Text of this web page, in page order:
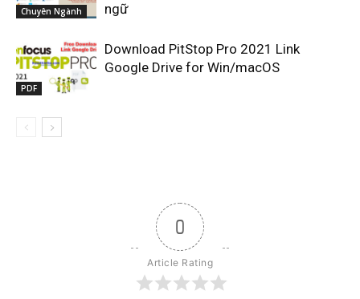
Chuyên Ngành
ngữ
PDF
Download PitStop Pro 2021 Link
Google Drive for Win/macOS
0
Article Rating